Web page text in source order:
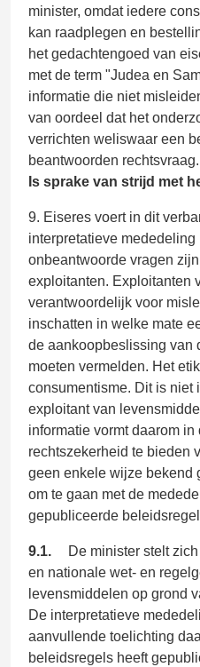
minister, omdat iedere
kan raadplegen en
het gedachtengoed van
met de term "Judea en
informatie die niet
van oordeel dat het
verrichten weliswaar een
beantwoorden rechtsvraag.
Is sprake van strijd met
9. Eiseres voert in dit
interpretatieve
onbeantwoorde vragen
exploitanten. Exploitanten
verantwoordelijk voor
inschatten in welke mate
de aankoopbeslissing van
moeten vermelden. Het
consumentisme. Dit is niet
exploitant van
informatie vormt daarom
rechtszekerheid te bieden
geen enkele wijze bekend
om te gaan met de
gepubliceerde
9.1.
De minister stelt
en nationale wet- en
levensmiddelen op grond
De interpretatieve
aanvullende toelichting
beleidsregels heeft